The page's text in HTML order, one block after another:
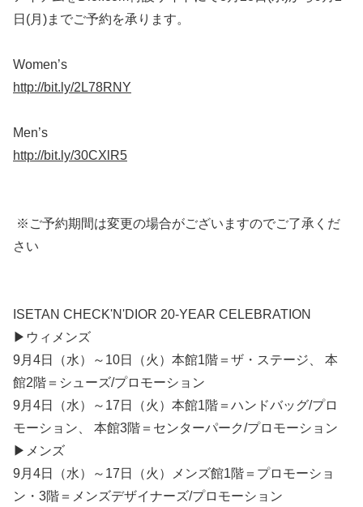
日(月)までご予約を承ります。
Women’s
http://bit.ly/2L78RNY
Men’s
http://bit.ly/30CXlR5
※ご予約期間は変更の場合がございますのでご了承くだ
さい
ISETAN CHECK'N'DIOR 20-YEAR CELEBRATION
▶ウィメンズ
9月4日（水）～10日（火）本館1階＝ザ・ステージ、 本
館2階＝シューズ/プロモーション
9月4日（水）～17日（火）本館1階＝ハンドバッグ/プロ
モーション、 本館3階＝センターパーク/プロモーション
▶メンズ
9月4日（水）～17日（火）メンズ館1階＝プロモーショ
ン・3階＝メンズデザイナーズ/プロモーション